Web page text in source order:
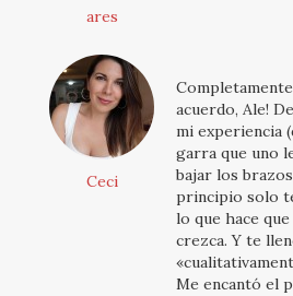
ares
Ceci
acuerdo, Ale!
mi experiencia
garra que uno
bajar los
principio solo
lo que hace
crezca. Y te
Me encantó el